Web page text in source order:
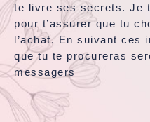
te livre ses secrets. Je
pour t’assurer que tu
l’achat. En suivant ces
que tu te procureras
messagers